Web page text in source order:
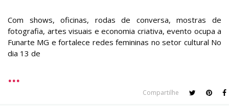
Com shows, oficinas, rodas de conversa, mostras de
fotografia, artes visuais e economia criativa, evento ocupa a
Funarte MG e fortalece redes femininas no setor cultural No
dia 13 de
Compartilhe